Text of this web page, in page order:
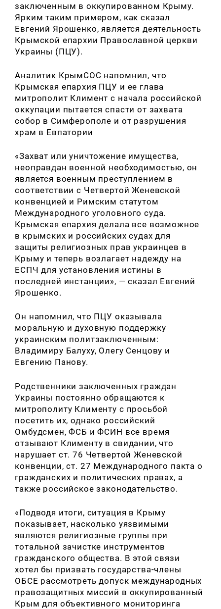
заключенным в оккупированном Крыму.
Ярким таким примером, как сказал
Евгений Ярошенко, является деятельность
Крымской епархии Православной церкви
Украины (ПЦУ).
Аналитик КрымСОС напомнил, что
Крымская епархия ПЦУ и ее глава
митрополит Климент с начала российской
оккупации пытается спасти от захвата
собор в Симферополе и от разрушения
храм в Евпатории
«Захват или уничтожение имущества,
неоправдан военной необходимостью, он
является военным преступлением в
соответствии с Четвертой Женевской
конвенцией и Римским статутом
Международного уголовного суда.
Крымская епархия делала все возможное
в крымских и российских судах для
защиты религиозных прав украинцев в
Крыму и теперь возлагает надежду на
ЕСПЧ для установления истины в
последней инстанции», — сказал Евгений
Ярошенко.
Он напомнил, что ПЦУ оказывала
моральную и духовную поддержку
украинским политзаключенным:
Владимиру Балуху, Олегу Сенцову и
Евгению Панову.
Родственники заключенных граждан
Украины постоянно обращаются к
митрополиту Клименту с просьбой
посетить их, однако российский
Омбудсмен, ФСБ и ФСИН все время
отзывают Клименту в свидании, что
нарушает ст. 76 Четвертой Женевской
конвенции, ст. 27 Международного пакта о
гражданских и политических правах, а
также российское законодательство.
«Подводя итоги, ситуация в Крыму
показывает, насколько уязвимыми
являются религиозные группы при
тотальной зачистке инструментов
гражданского общества. В этой связи
хотел бы призвать государства-члены
ОБСЕ рассмотреть допуск международных
правозащитных миссий в оккупированный
Крым для объективного мониторинга